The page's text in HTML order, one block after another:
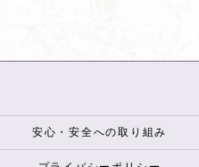
安心・安全への取り組み